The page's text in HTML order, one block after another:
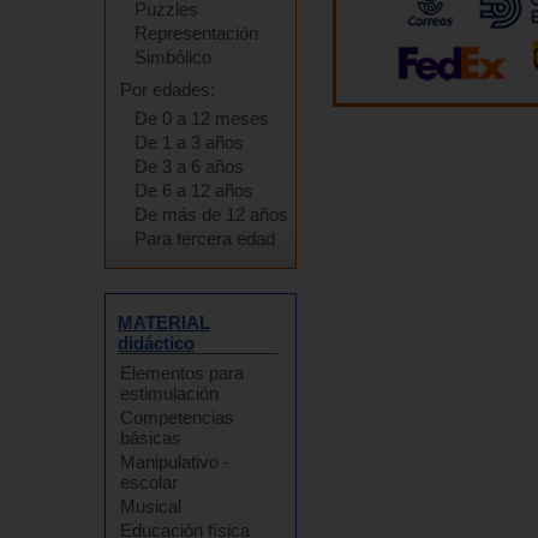
Puzzles
Representación
Simbólico
Por edades:
De 0 a 12 meses
De 1 a 3 años
De 3 a 6 años
De 6 a 12 años
De más de 12 años
Para tercera edad
MATERIAL
didáctico
Elementos para
estimulación
Competencias
básicas
Manipulativo -
escolar
Musical
Educación física